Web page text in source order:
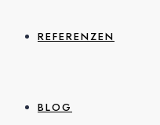
REFERENZEN
BLOG